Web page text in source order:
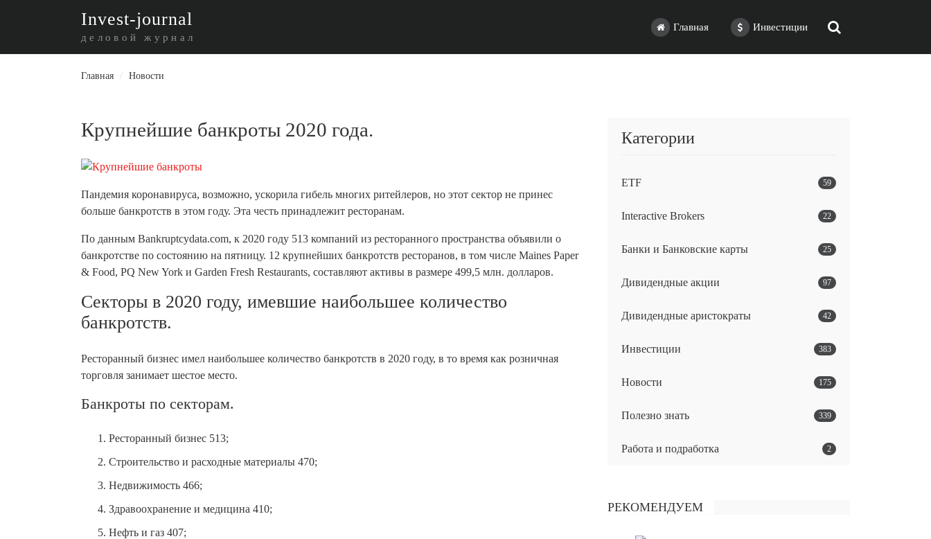
Invest-journal
деловой журнал
Главная Инвестиции
Главная / Новости
Крупнейшие банкроты 2020 года.
Пандемия коронавируса, возможно, ускорила гибель многих ритейлеров, но этот сектор не принес
больше банкротств в этом году. Эта честь принадлежит ресторанам.
По данным Bankruptcydata.com, к 2020 году 513 компаний из ресторанного пространства объявили о
банкротстве по состоянию на пятницу. 12 крупнейших банкротств ресторанов, в том числе Maines Paper
& Food, PQ New York и Garden Fresh Restaurants, составляют активы в размере 499,5 млн. долларов.
Секторы в 2020 году, имевшие наибольшее количество
банкротств.
Ресторанный бизнес имел наибольшее количество банкротств в 2020 году, в то время как розничная
торговля занимает шестое место.
Банкроты по секторам.
Ресторанный бизнес 513;
Строительство и расходные материалы 470;
Недвижимость 466;
Здравоохранение и медицина 410;
Нефть и газ 407;
Категории
ETF 59
Interactive Brokers 22
Банки и Банковские карты 25
Дивидендные акции 97
Дивидендные аристократы 42
Инвестиции 383
Новости 175
Полезно знать 339
Работа и подработка 2
РЕКОМЕНДУЕМ